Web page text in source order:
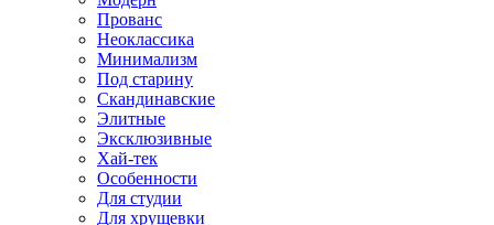
Прованс
Неоклассика
Минимализм
Под старину
Скандинавские
Элитные
Эксклюзивные
Хай-тек
Особенности
Для студии
Для хрущевки